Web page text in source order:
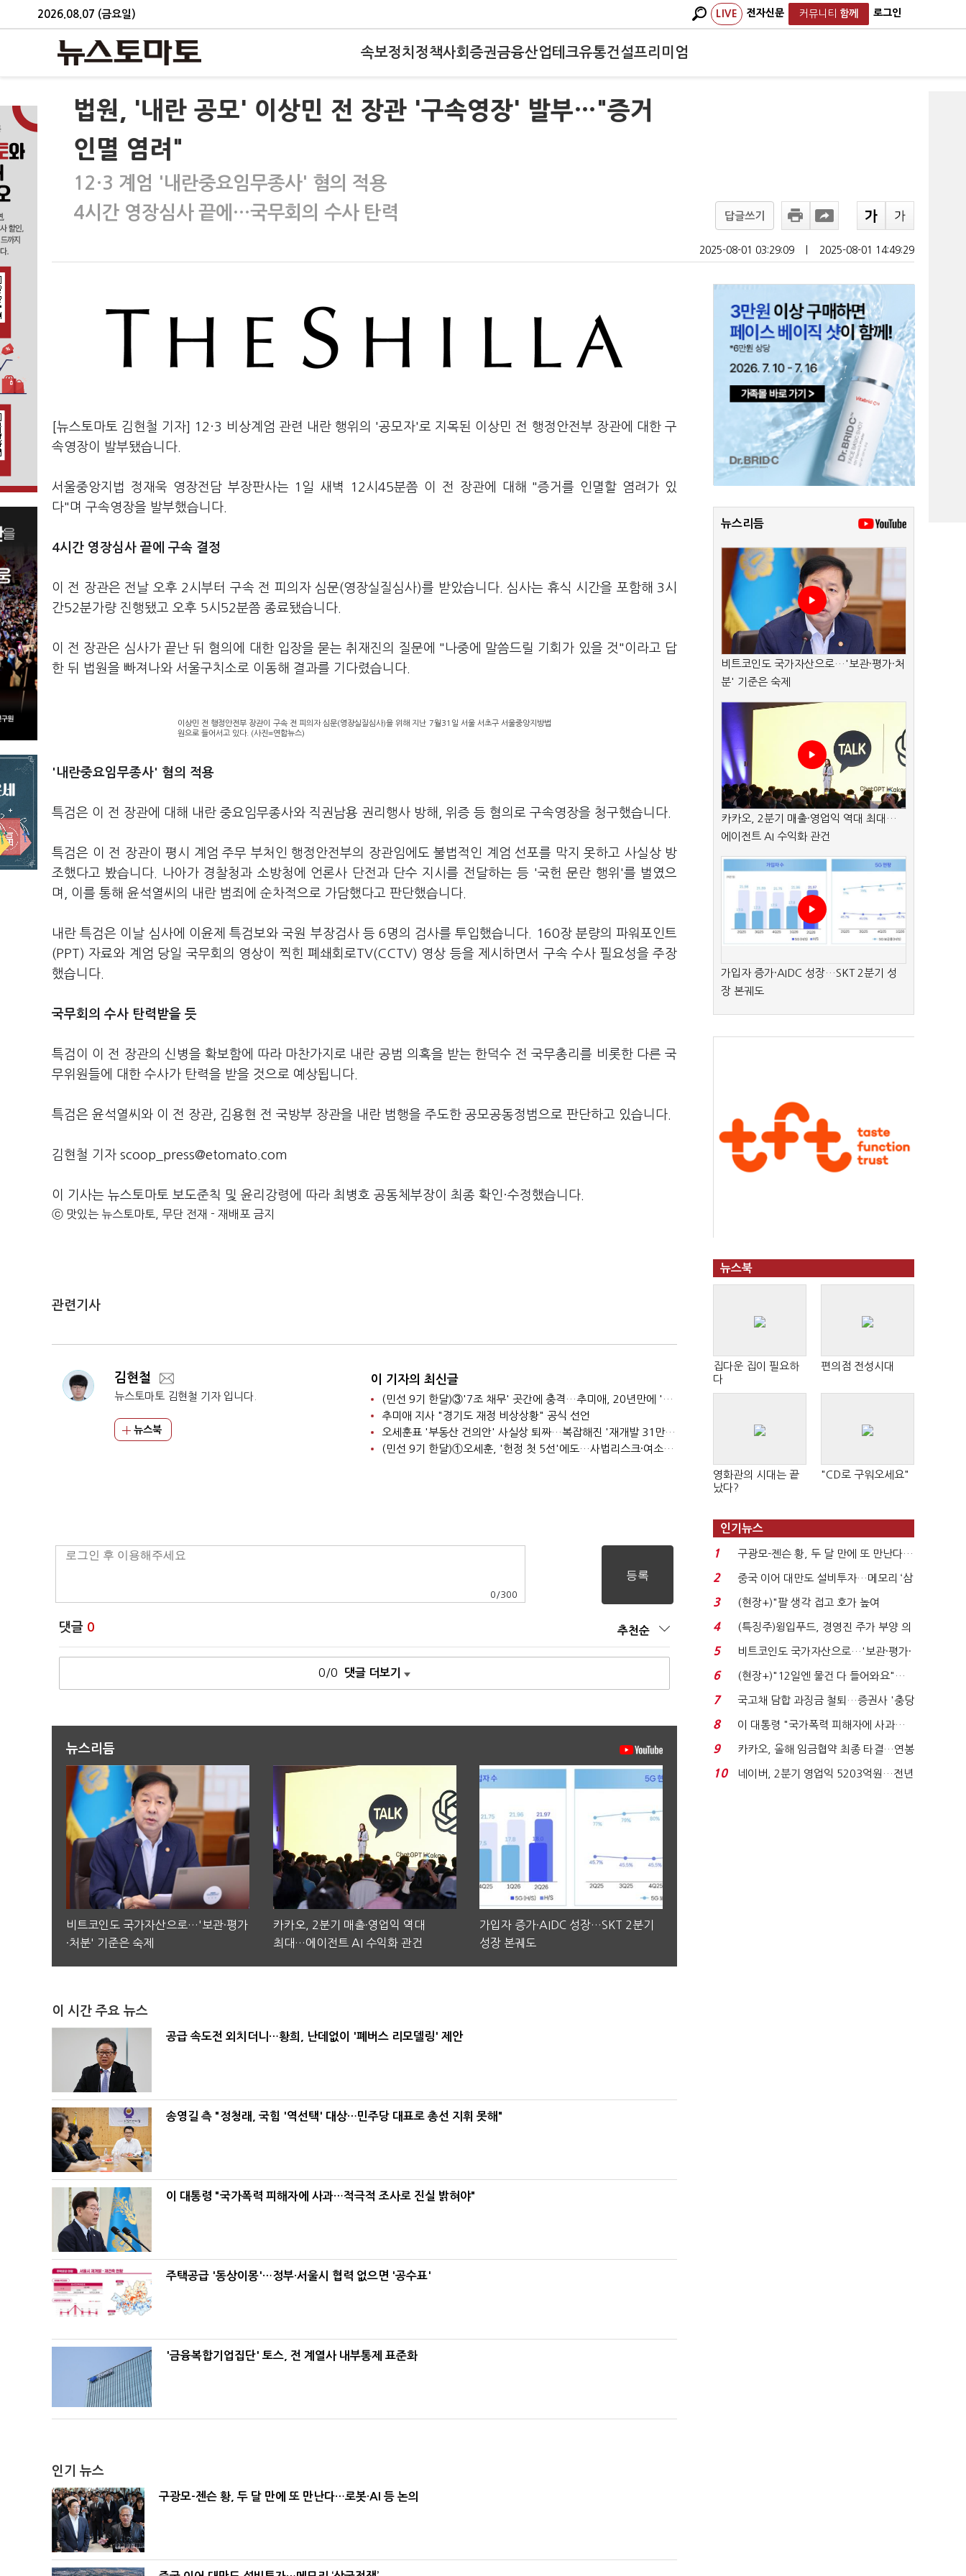
2026.08.07 (금요일) LIVE 전자신문 커뮤니티 함께 로그인
속보정치 정책사회 증권금융산업테크유통건설프리미엄
법원, '내란 공모' 이상민 전 장관 '구속영장' 발부…"증거
인멸 염려"
12·3 계엄 '내란중요임무종사' 혐의 적용
4시간 영장심사 끝에…국무회의 수사 탄력
답글쓰기
2025-08-01 03:29:09 2025-08-01 14:49:29
[뉴스토마토 김현철 기자] 12·3 비상계엄 관련 내란 행위의 '공모자'로 지목된 이상민 전 행정안전부 장관에 대한 구
속영장이 발부됐습니다.
서울중앙지법 정재욱 영장전담 부장판사는 1일 새벽 12시45분쯤 이 전 장관에 대해 "증거를 인멸할 염려가 있
다"며 구속영장을 발부했습니다.
4시간 영장심사 끝에 구속 결정
이 전 장관은 전날 오후 2시부터 구속 전 피의자 심문(영장실질심사)를 받았습니다. 심사는 휴식 시간을 포함해 3시
간52분가량 진행됐고 오후 5시52분쯤 종료됐습니다.
이 전 장관은 심사가 끝난 뒤 혐의에 대한 입장을 묻는 취재진의 질문에 "나중에 말씀드릴 기회가 있을 것"이라고 답
한 뒤 법원을 빠져나와 서울구치소로 이동해 결과를 기다렸습니다.
이상민 전 행정안전부 장관이 구속 전 피의자 심문(영장실질심사)을 위해 지난 7월31일 서울 서초구 서울중앙지방법
원으로 들어서고 있다. (사진=연합뉴스)
'내란중요임무종사' 혐의 적용
특검은 이 전 장관에 대해 내란 중요임무종사와 직권남용 권리행사 방해, 위증 등 혐의로 구속영장을 청구했습니다.
특검은 이 전 장관이 평시 계엄 주무 부처인 행정안전부의 장관임에도 불법적인 계엄 선포를 막지 못하고 사실상 방
조했다고 봤습니다. 나아가 경찰청과 소방청에 언론사 단전과 단수 지시를 전달하는 등 '국헌 문란 행위'를 벌였으
며, 이를 통해 윤석열씨의 내란 범죄에 순차적으로 가담했다고 판단했습니다.
내란 특검은 이날 심사에 이윤제 특검보와 국원 부장검사 등 6명의 검사를 투입했습니다. 160장 분량의 파워포인트
(PPT) 자료와 계엄 당일 국무회의 영상이 찍힌 폐쇄회로TV(CCTV) 영상 등을 제시하면서 구속 수사 필요성을 주장
했습니다.
국무회의 수사 탄력받을 듯
특검이 이 전 장관의 신병을 확보함에 따라 마찬가지로 내란 공범 의혹을 받는 한덕수 전 국무총리를 비롯한 다른 국
무위원들에 대한 수사가 탄력을 받을 것으로 예상됩니다.
특검은 윤석열씨와 이 전 장관, 김용현 전 국방부 장관을 내란 범행을 주도한 공모공동정범으로 판단하고 있습니다.
김현철 기자 scoop_press@etomato.com
이 기사는 뉴스토마토 보도준칙 및 윤리강령에 따라 최병호 공동체부장이 최종 확인·수정했습니다.
ⓒ 맛있는 뉴스토마토, 무단 전재 - 재배포 금지
관련기사
김현철
뉴스토마토 김현철 기자 입니다.
뉴스북
이 기자의 최신글
(민선 9기 한달)③'7조 채무' 곳간에 충격…추미애, 20년만에 '비상재정' 선언 승부수
추미애 지사 "경기도 재정 비상상황" 공식 선언
오세훈표 '부동산 건의안' 사실상 퇴짜…복잡해진 '재개발 31만호' 셈법
(민선 9기 한달)①오세훈, '헌정 첫 5선'에도…사법리스크·여소야대에 발목
0 /300
댓글 0 추천순
0/0 댓글 더보기
뉴스리듬
비트코인도 국가자산으로…'보관·평가
·처분' 기준은 숙제
카카오, 2분기 매출·영업익 역대
최대…에이전트 AI 수익화 관건
가입자 증가·AIDC 성장…SKT 2분기
성장 본궤도
이 시간 주요 뉴스
공급 속도전 외치더니…황희, 난데없이 '폐버스 리모델링' 제안
송영길 측 "정청래, 국힘 '역선택' 대상…민주당 대표로 총선 지휘 못해"
이 대통령 "국가폭력 피해자에 사과…적극적 조사로 진실 밝혀야"
주택공급 '동상이몽'…정부·서울시 협력 없으면 '공수표'
'금융복합기업집단' 토스, 전 계열사 내부통제 표준화
인기 뉴스
구광모-젠슨 황, 두 달 만에 또 만난다…로봇·AI 등 논의
뉴스리듬
비트코인도 국가자산으로…'보관·평가·처
분' 기준은 숙제
카카오, 2분기 매출·영업익 역대 최대…
에이전트 AI 수익화 관건
가입자 증가·AIDC 성장…SKT 2분기 성
장 본궤도
뉴스북
집다운 집이 필요하
다
편의점 전성시대
영화관의 시대는 끝
났다?
"CD로 구워오세요"
인기뉴스
1
구광모-젠슨 황, 두 달 만에 또 만난다…
로봇·AI 등 논...
2
중국 이어 대만도 설비투자…메모리 ‘삼
국전쟁’
3
(현장+)"팔 생각 접고 호가 높여
요"…'덜 똘똘한 한 채' 20...
4
(특징주)윙입푸드, 경영진 주가 부양 의
지에 상한가...
5
비트코인도 국가자산으로…'보관·평가·
처분' 기준은 ...
6
(현장+)"12일엔 물건 다 들어와요"…
빈 매대 채우며 문 연 ...
7
국고채 담합 과징금 철퇴…증권사 '충당
금 폭탄' 우려...
8
이 대통령 "국가폭력 피해자에 사과…
적극적 조사로 진...
9
카카오, 올해 임금협약 최종 타결…연봉
6.3% 인상·격려...
10
네이버, 2분기 영업익 5203억원…전년